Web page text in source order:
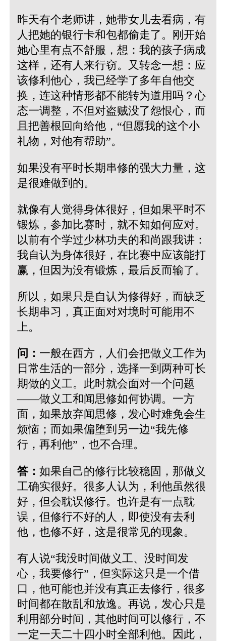
昨天有个老师讲，她带女儿去看病，有
人把她的银行卡和包都偷走了。刚开始
她心里有点不舒服，想：我的孩子病成
这样，还有人来行窃。又转念一想：应
该修利他心，我已经学了多年自他交
换，连这种情形都不能转为道用吗？心
态一调整，不但对盗贼没了怨恨心，而
且把善根回向给他，“但愿我的这个小
礼物，对他有帮助”。
如果没有平时长期串修的强大力量，这
是很难做到的。
就像有人觉得身体很好，但如果平时不
锻炼，参加比赛时，就不知如何应对。
以前有个学过少林功夫的和尚跟我讲：
我自认为身体很好，在比赛中应该能打
赢，但因为没有锻炼，最后反而输了。
所以，如果只是自认为修得好，而缺乏
长期串习，真正面对对境时可能用不
上。
问： 一般在西方，人们会把做义工作为
日常生活的一部分，选择一到两种可长
期做的义工。此时就会面对一个问题
——做义工和闻思修如何协调。一方
面，如果放弃闻思修，发心时难免会生
烦恼；而如果偏堕到另一边“我先修
行，再利他”，也不合理。
答： 如果自己的修行比较稳固，那做义
工确实很好。很多人认为，利他虽然很
好，但会耽误修行。也许是有一点耽
误，但修行不好的人，即使没有去利
他，也修不好，这是很常见的现象。
有人说“我没时间做义工、没时间发
心，我要修行”，但实际这只是一个借
口，他可能也并没有真正去修行，很多
时间都在散乱和放逸。再说，发心只是
利用部分时间，其他时间可以修行，不
一定一天二十四小时全部利他。因此，